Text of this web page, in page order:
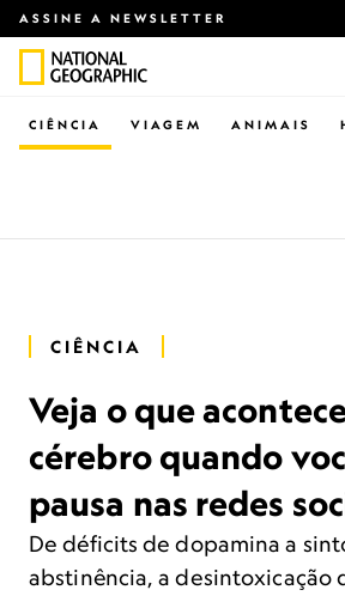
ASSINE A NEWSLETTER
CIÊNCIA VIAGEM ANIMAIS
CIÊNCIA
Veja o que
cérebro quando
pausa nas redes
De déficits de dopamina a
abstinência, a desintoxicação